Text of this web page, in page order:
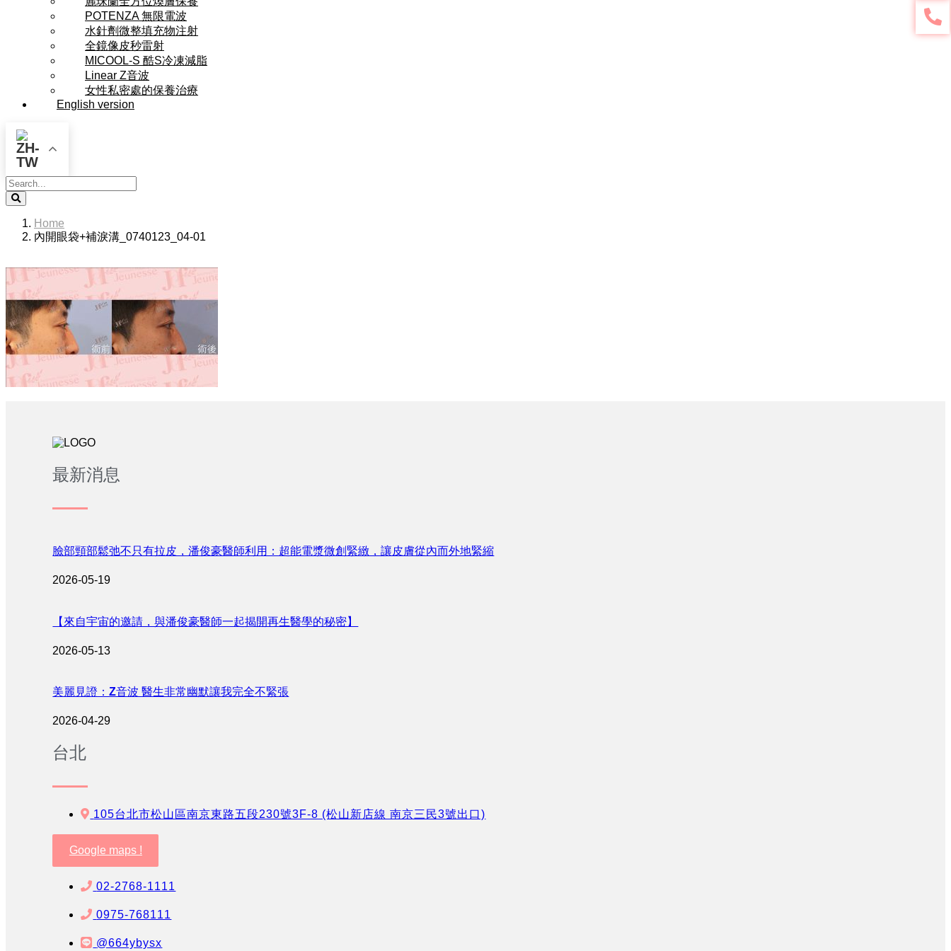
POTENZA 無限電波
水針劑微整填充物注射
全鏡像皮秒雷射
MICOOL-S 酷S冷凍減脂
Linear Z音波
女性私密處的保養治療
English version
Search
Home
內開眼袋+補淚溝_0740123_04-01
最新消息
臉部頸部鬆弛不只有拉皮，潘俊豪醫師利用：超能電漿微創緊緻，讓皮膚從內而外地緊縮
2026-05-19
【來自宇宙的邀請，與潘俊豪醫師一起揭開再生醫學的秘密】
2026-05-13
美麗見證：Z音波 醫生非常幽默讓我完全不緊張
2026-04-29
台北
105台北市松山區南京東路五段230號3F-8 (松山新店線 南京三民3號出口)
Google maps !
02-2768-1111
0975-768111
@664ybysx